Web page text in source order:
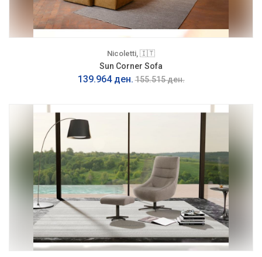
Nicoletti, 🇮🇹
Sun Corner Sofa
139.964 ден. 155.515 ден.